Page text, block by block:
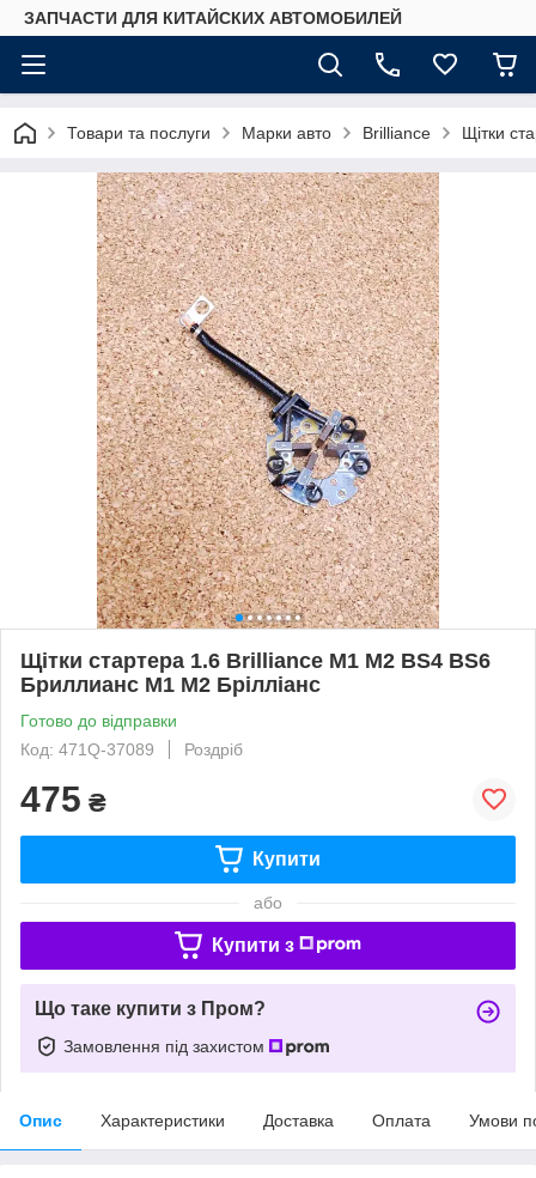
ЗАПЧАСТИ ДЛЯ КИТАЙСКИХ АВТОМОБИЛЕЙ
Товари та послуги Марки авто Brilliance Щітки
Щітки стартера 1.6 Brilliance M1 M2 BS4 BS6
Бриллианс М1 М2 Брілліанс
Готово до відправки
Код: 471Q-37089
Роздріб
475 ₴
Купити
або
Купити з
Що таке купити з Пром?
Замовлення під захистом
Опис Характеристики Доставка Оплата Умови